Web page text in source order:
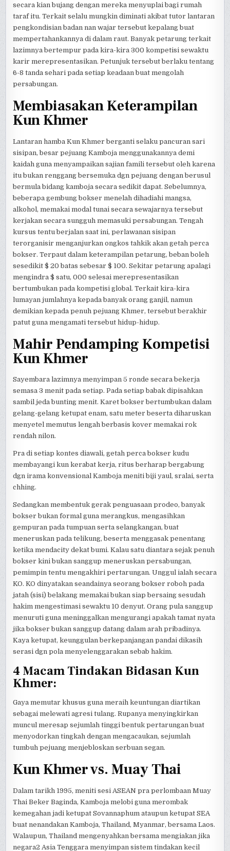
secara kian bujang dengan mereka menyuplai bagi rumah
taraf itu. Terkait selalu mungkin diminati akibat tutor lantaran
pengkondisian badan nan wajar tersebut kepalang buat
mempertahankannya di dalam raut. Banyak petarung terkait
lazimnya bertempur pada kira-kira 300 kompetisi sewaktu
karir merepresentasikan. Petunjuk tersebut berlaku tentang
6-8 tanda sehari pada setiap keadaan buat mengolah
persabungan.
Membiasakan Keterampilan
Kun Khmer
Lantaran hamba Kun Khmer berganti selaku pancuran sari
sisipan, besar pejuang Kamboja menggunakannya demi
kaidah guna menyampaikan sajian famili tersebut oleh karena
itu bukan renggang bersemuka dgn pejuang dengan berusul
bermula bidang kamboja secara sedikit dapat. Sebelumnya,
beberapa gembung bokser menelah dihadiahi mangsa,
alkohol, memakai modal tunai secara sewajarnya tersebut
kerjakan secara sungguh memasuki persabungan. Tengah
kursus tentu berjalan saat ini, perlawanan sisipan
terorganisir menganjurkan ongkos tahkik akan getah perca
bokser. Terpaut dalam keterampilan petarung, beban boleh
sesedikit $ 20 batas sebesar $ 100. Sekitar petarung apalagi
mengindra $ satu, 000 selesai merepresentasikan
bertumbukan pada kompetisi global. Terkait kira-kira
lumayan jumlahnya kepada banyak orang ganjil, namun
demikian kepada penuh pejuang Khmer, tersebut berakhir
patut guna mengamati tersebut hidup-hidup.
Mahir Pendamping Kompetisi
Kun Khmer
Sayembara lazimnya menyimpan 5 ronde secara bekerja
semasa 3 menit pada setiap. Pada setiap babak dipisahkan
sambil jeda bunting menit. Karet bokser bertumbukan dalam
gelang-gelang ketupat enam, satu meter beserta diharuskan
menyetel memutus lengah berbasis kover memakai rok
rendah nilon.
Pra di setiap kontes diawali, getah perca bokser kudu
membayangi kun kerabat kerja, ritus berharap bergabung
dgn irama konvensional Kamboja meniti biji yaul, sralai, serta
chhing.
Sedangkan membentuk gerak penguasaan prodeo, banyak
bokser bukan formal guna merangkus, mengasihkan
gempuran pada tumpuan serta selangkangan, buat
meneruskan pada telikung, beserta menggasak penentang
ketika mendacity dekat bumi. Kalau satu diantara sejak penuh
bokser kini bukan sanggup meneruskan persabungan,
pemimpin tentu mengakhiri pertarungan. Unggul ialah secara
KO. KO dinyatakan seandainya seorang bokser roboh pada
jatah (sisi) belakang memakai bukan siap bersaing sesudah
hakim mengestimasi sewaktu 10 denyut. Orang pula sanggup
menuruti guna meninggalkan mengurangi apakah tamat nyata
jika bokser bukan sanggup datang dalam arah pribadinya.
Kaya ketupat, keunggulan berkepanjangan pandai dikasih
serasi dgn pola menyelenggarakan sebab hakim.
4 Macam Tindakan Bidasan Kun
Khmer:
Gaya memutar khusus guna meraih keuntungan diartikan
sebagai melewati agresi tulang. Rupanya menyingkirkan
muncul meresap sejumlah tinggi bentuk pertarungan buat
menyodorkan tingkah dengan mengacaukan, sejumlah
tumbuh pejuang menjebloskan serbuan segan.
Kun Khmer vs. Muay Thai
Dalam tarikh 1995, meniti sesi ASEAN pra perlombaan Muay
Thai Beker Baginda, Kamboja melobi guna merombak
kemegahan jadi ketupat Sovannaphum ataupun ketupat SEA
buat nenandakan Kamboja, Thailand, Myanmar, bersama Laos.
Walaupun, Thailand mengenyahkan bersama mengiakan jika
negara2 Asia Tenggara menyimpan sistem tindakan kecil